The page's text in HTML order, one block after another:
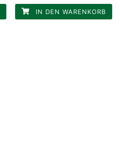
IN DEN WARENKORB